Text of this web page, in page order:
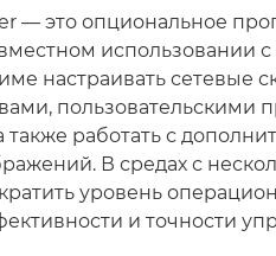
— это опциональное
использовании
настраивать сетевые
также работать с
В средах с
уровень
и точности